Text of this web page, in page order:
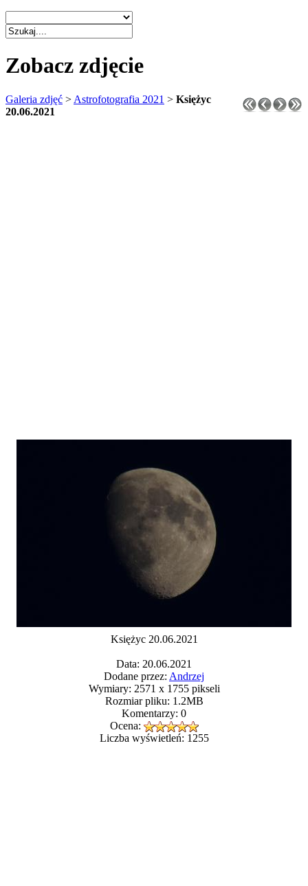
Zobacz zdjęcie
Galeria zdjęć > Astrofotografia 2021 > Księżyc
20.06.2021
Księżyc 20.06.2021
Data: 20.06.2021
Dodane przez: Andrzej
Wymiary: 2571 x 1755 pikseli
Rozmiar pliku: 1.2MB
Komentarzy: 0
Ocena:
Liczba wyświetleń: 1255